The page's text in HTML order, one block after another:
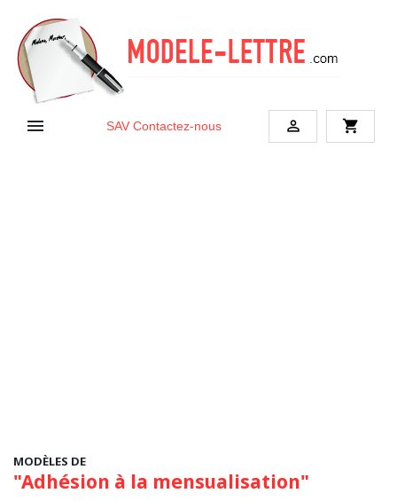
 SAV Contactez-nous  shopping_cart
MODÈLES DE
"Adhésion à la mensualisation"